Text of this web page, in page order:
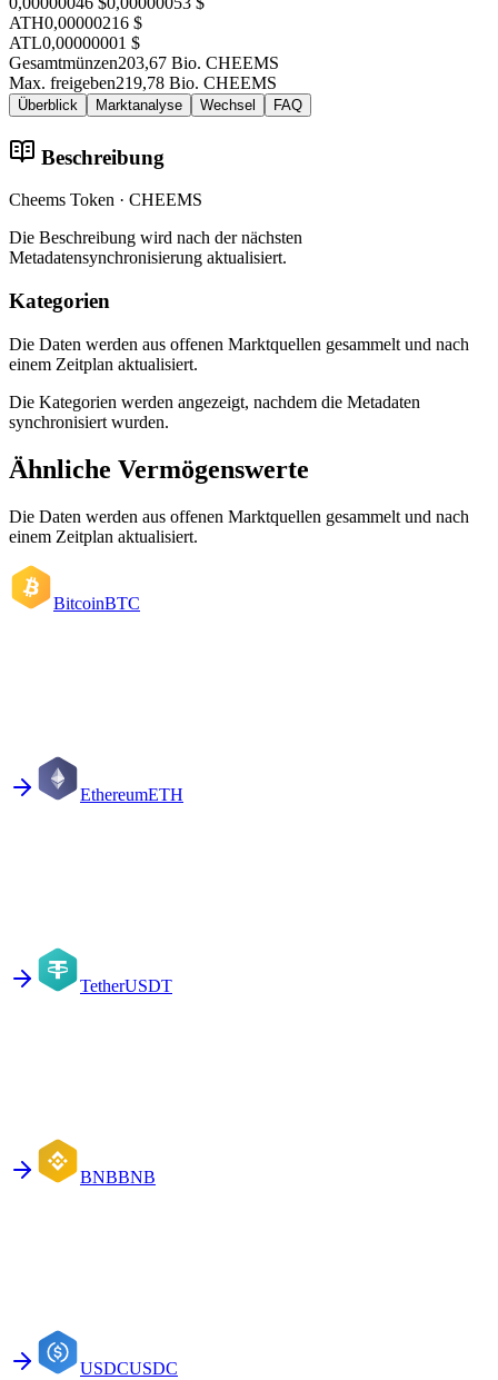
ATH0,00000216 $
ATL0,00000001 $
Gesamtmünzen203,67 Bio. CHEEMS
Max. freigeben219,78 Bio. CHEEMS
Überblick Marktanalyse Wechsel FAQ
Beschreibung
Cheems Token · CHEEMS
Die Beschreibung wird nach der nächsten
Metadatensynchronisierung aktualisiert.
Kategorien
Die Daten werden aus offenen Marktquellen gesammelt und nach
einem Zeitplan aktualisiert.
Die Kategorien werden angezeigt, nachdem die Metadaten
synchronisiert wurden.
Ähnliche Vermögenswerte
Die Daten werden aus offenen Marktquellen gesammelt und nach
einem Zeitplan aktualisiert.
BitcoinBTC
EthereumETH
TetherUSDT
BNBBNB
USDCUSDC